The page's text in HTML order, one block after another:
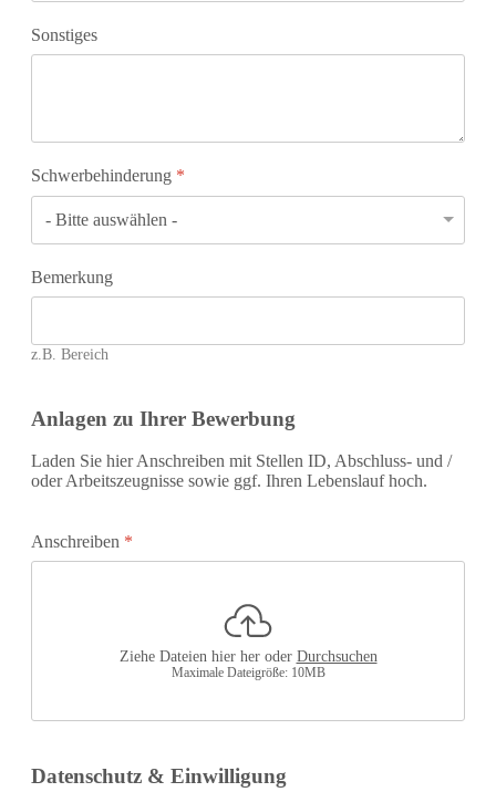
Sonstiges
Schwerbehinderung *
Bemerkung
z.B. Bereich
Anlagen zu Ihrer Bewerbung
Laden Sie hier Anschreiben mit Stellen ID, Abschluss- und /
oder Arbeitszeugnisse sowie ggf. Ihren Lebenslauf hoch.
Anschreiben *
Ziehe Dateien hier her oder Durchsuchen
Maximale Dateigröße: 10MB
Datenschutz & Einwilligung